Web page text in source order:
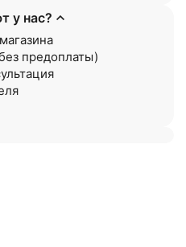
у нас?
предоплаты)